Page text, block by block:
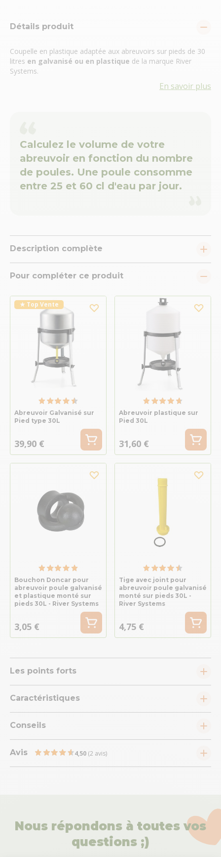
Détails produit
Coupelle en plastique adaptée aux abreuvoirs sur pieds de 30
litres en galvanisé ou en plastique de la marque River
Systems.
En savoir plus
Calculez le volume de votre
abreuvoir en fonction du nombre
de poules. Une poule consomme
entre 25 et 60 cl d'eau par jour.
Description complète
Pour compléter ce produit
★ Top Vente
Abreuvoir Galvanisé sur
Pied type 30L
39,90 €
Abreuvoir plastique sur
Pied 30L
31,60 €
Bouchon Doncar pour
abreuvoir poule galvanisé
et plastique monté sur
pieds 30L - River Systems
3,05 €
Tige avec joint pour
abreuvoir poule galvanisé
monté sur pieds 30L -
River Systems
4,75 €
Les points forts
Caractéristiques
Conseils
Avis 4,50 (2 avis)
Nous répondons à toutes vos
questions ;)